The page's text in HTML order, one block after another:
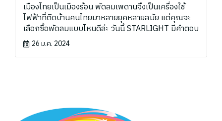
เมืองไทยเป็นเมืองร้อน พัดลมเพดานจึงเป็นเครื่องใช้
ไฟฟ้าที่ติดบ้านคนไทยมาหลายยุคหลายสมัย แต่คุณจะ
เลือกซื้อพัดลมแบบไหนดีล่ะ วันนี้ STARLIGHT มีคำตอบ
26 ม.ค. 2024